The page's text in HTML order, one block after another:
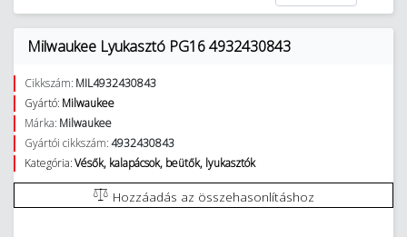
Milwaukee Lyukasztó PG16 4932430843
Cikkszám: MIL4932430843
Gyártó: Milwaukee
Márka: Milwaukee
Gyártói cikkszám:4932430843
Kategória:Vésők, kalapácsok, beütők, lyukasztók
Hozzáadás az összehasonlításhoz